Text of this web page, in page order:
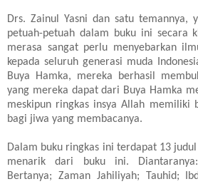
Drs. Zainul Yasni dan satu temannya,
petuah-petuah dalam buku ini secara
merasa sangat perlu menyebarkan
kepada seluruh generasi muda
Buya Hamka, mereka berhasil
yang mereka dapat dari Buya Hamka
meskipun ringkas insya Allah memiliki
bagi jiwa yang membacanya.
Dalam buku ringkas ini terdapat 13
menarik dari buku ini.
Bertanya; Zaman Jahiliyah; Tauhid;